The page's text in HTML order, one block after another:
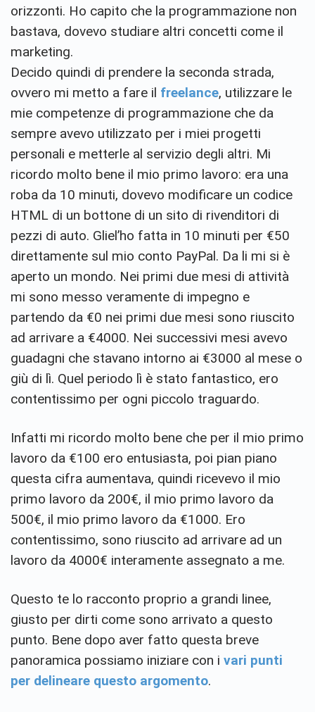
orizzonti. Ho capito che la programmazione non
bastava, dovevo studiare altri concetti come il
marketing.
Decido quindi di prendere la seconda strada,
ovvero mi metto a fare il freelance, utilizzare le
mie competenze di programmazione che da
sempre avevo utilizzato per i miei progetti
personali e metterle al servizio degli altri. Mi
ricordo molto bene il mio primo lavoro: era una
roba da 10 minuti, dovevo modificare un codice
HTML di un bottone di un sito di rivenditori di
pezzi di auto. Gliel’ho fatta in 10 minuti per €50
direttamente sul mio conto PayPal. Da li mi si è
aperto un mondo. Nei primi due mesi di attività
mi sono messo veramente di impegno e
partendo da €0 nei primi due mesi sono riuscito
ad arrivare a €4000. Nei successivi mesi avevo
guadagni che stavano intorno ai €3000 al mese o
giù di lì. Quel periodo lì è stato fantastico, ero
contentissimo per ogni piccolo traguardo.
Infatti mi ricordo molto bene che per il mio primo
lavoro da €100 ero entusiasta, poi pian piano
questa cifra aumentava, quindi ricevevo il mio
primo lavoro da 200€, il mio primo lavoro da
500€, il mio primo lavoro da €1000. Ero
contentissimo, sono riuscito ad arrivare ad un
lavoro da 4000€ interamente assegnato a me.
Questo te lo racconto proprio a grandi linee,
giusto per dirti come sono arrivato a questo
punto. Bene dopo aver fatto questa breve
panoramica possiamo iniziare con i vari punti
per delineare questo argomento.